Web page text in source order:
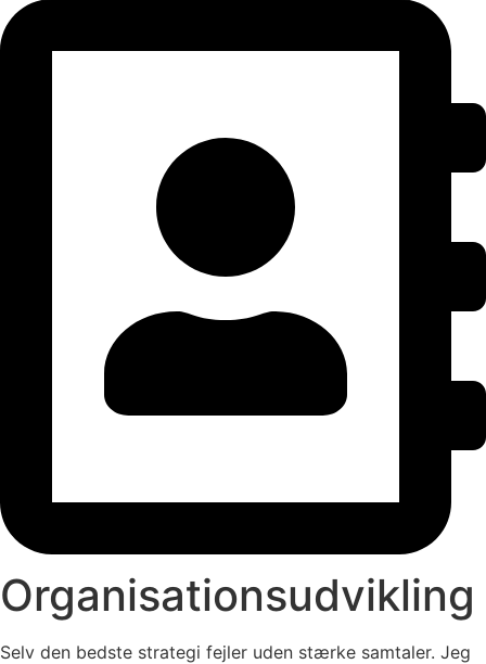
Organisationsudvikling
Selv den bedste strategi fejler uden stærke samtaler. Jeg